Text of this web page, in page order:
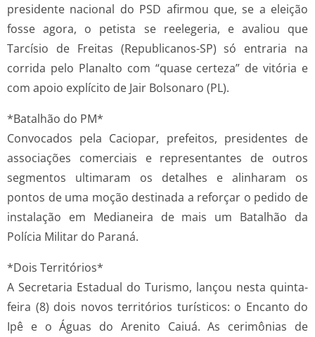
presidente nacional do PSD afirmou que, se a eleição
fosse agora, o petista se reelegeria, e avaliou que
Tarcísio de Freitas (Republicanos-SP) só entraria na
corrida pelo Planalto com “quase certeza” de vitória e
com apoio explícito de Jair Bolsonaro (PL).
*Batalhão do PM*
Convocados pela Caciopar, prefeitos, presidentes de
associações comerciais e representantes de outros
segmentos ultimaram os detalhes e alinharam os
pontos de uma moção destinada a reforçar o pedido de
instalação em Medianeira de mais um Batalhão da
Polícia Militar do Paraná.
*Dois Territórios*
A Secretaria Estadual do Turismo, lançou nesta quinta-
feira (8) dois novos territórios turísticos: o Encanto do
Ipê e o Águas do Arenito Caiuá. As cerimônias de